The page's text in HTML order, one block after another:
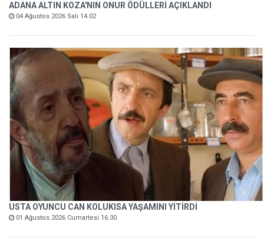
ADANA ALTIN KOZA'NIN ONUR ÖDÜLLERİ AÇIKLANDI
04 Ağustos 2026 Salı 14:02
USTA OYUNCU CAN KOLUKISA YAŞAMINI YİTİRDİ
01 Ağustos 2026 Cumartesi 16:30